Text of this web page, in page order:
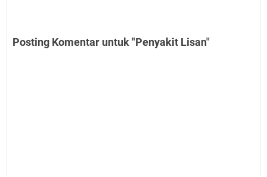
Posting Komentar untuk "Penyakit Lisan"